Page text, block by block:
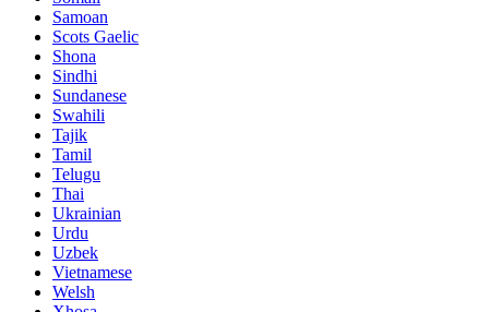
Samoan
Scots Gaelic
Shona
Sindhi
Sundanese
Swahili
Tajik
Tamil
Telugu
Thai
Ukrainian
Urdu
Uzbek
Vietnamese
Welsh